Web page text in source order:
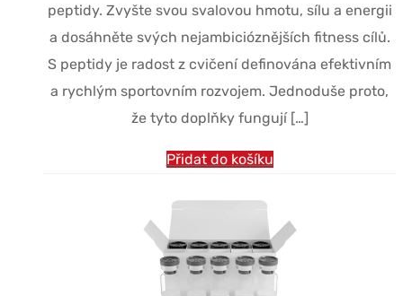
peptidy. Zvyšte svou svalovou hmotu, sílu a energii
a dosáhněte svých nejambicióznějších fitness cílů.
S peptidy je radost z cvičení definována efektivním
a rychlým sportovním rozvojem. Jednoduše proto,
že tyto doplňky fungují […]
Přidat do košíku